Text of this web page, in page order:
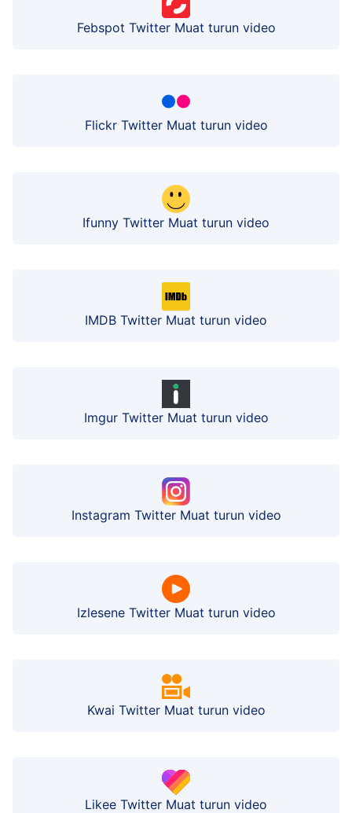
Febspot Twitter Muat turun video
Flickr Twitter Muat turun video
Ifunny Twitter Muat turun video
IMDB Twitter Muat turun video
Imgur Twitter Muat turun video
Instagram Twitter Muat turun video
Izlesene Twitter Muat turun video
Kwai Twitter Muat turun video
Likee Twitter Muat turun video